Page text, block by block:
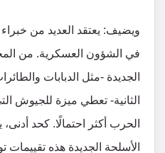
ويضيف: يعتقد العديد من خبراء
في الشؤون العسكرية. من
الجديدة -مثل الدبابات
الثانية- تعطي ميزة للجيوش
الحرب أكثر احتمالًا. كحد
الأسلحة الجديدة هذه